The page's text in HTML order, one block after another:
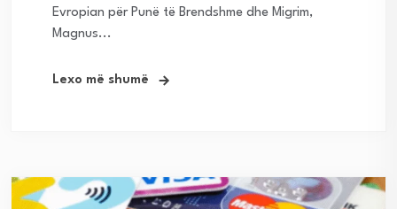
Evropian për Punë të Brendshme dhe Migrim,
Magnus...
Lexo më shumë